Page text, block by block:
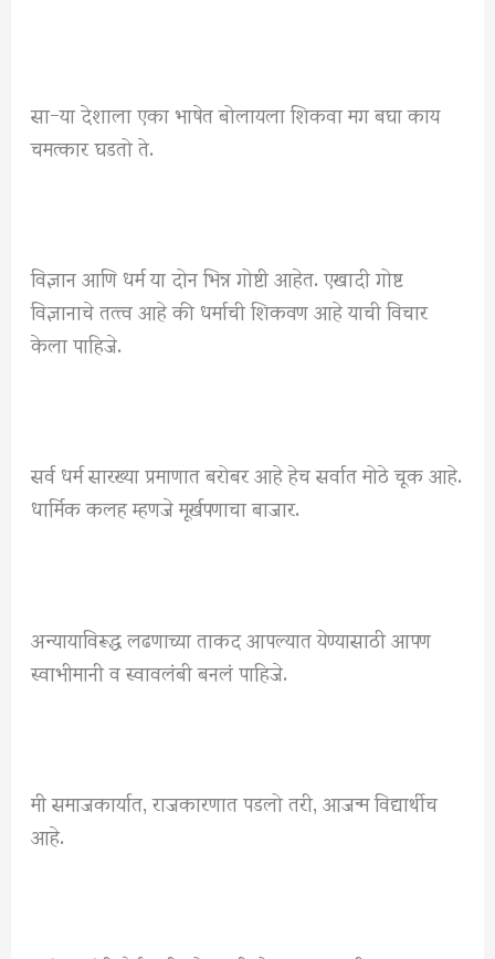
सा-या देशाला एका भाषेत बोलायला शिकवा मग बघा काय
चमत्कार घडतो ते.
विज्ञान आणि धर्म या दोन भिन्न गोष्टी आहेत. एखादी गोष्ट
विज्ञानाचे तत्त्व आहे की धर्माची शिकवण आहे याची विचार
केला पाहिजे.
सर्व धर्म सारख्या प्रमाणात बरोबर आहे हेच सर्वात मोठे चूक आहे.
धार्मिक कलह म्हणजे मूर्खपणाचा बाजार.
अन्यायाविरूद्ध लढणाच्या ताकद आपल्यात येण्यासाठी आपण
स्वाभीमानी व स्वावलंबी बनलं पाहिजे.
मी समाजकार्यात, राजकारणात पडलो तरी, आजन्म विद्यार्थीच
आहे.